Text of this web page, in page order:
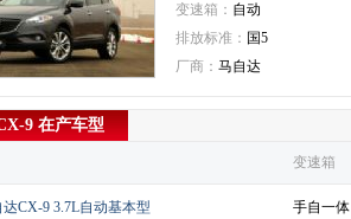
变速箱： 自动
排放标准： 国5
厂商： 马自达
9 在产车型
变速箱
达CX-9 3.7L自动基本型 手自一体